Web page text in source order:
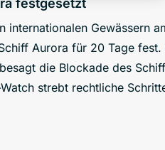
festgesetzt
internationalen Gewässern
Aurora für 20 Tage
die Blockade des
strebt rechtliche